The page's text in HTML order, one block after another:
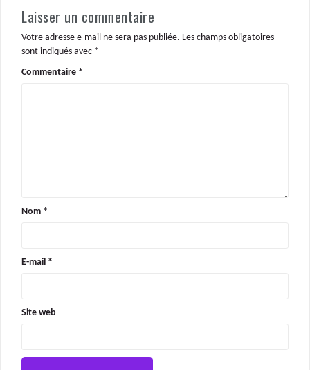
Laisser un commentaire
Votre adresse e-mail ne sera pas publiée. Les champs obligatoires
sont indiqués avec *
Commentaire *
Nom *
E-mail *
Site web